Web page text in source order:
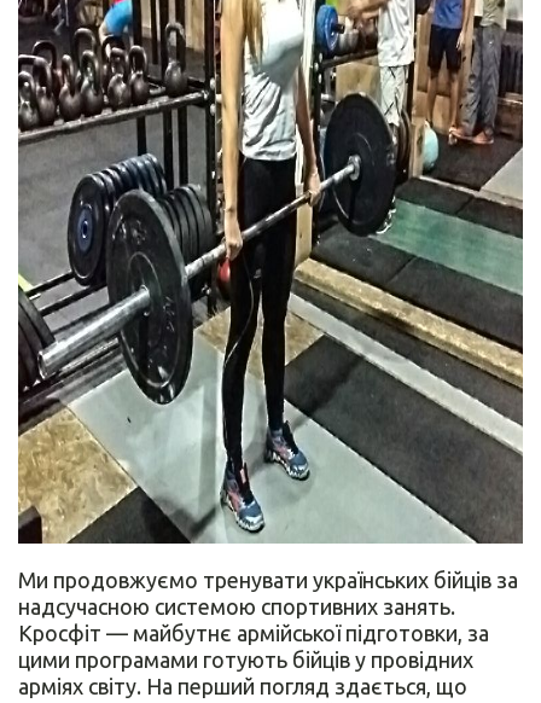
Ми продовжуємо тренувати українських бійців за
надсучасною системою спортивних занять.
Кросфіт — майбутнє армійської підготовки, за
цими програмами готують бійців у провідних
арміях світу. На перший погляд здається, що